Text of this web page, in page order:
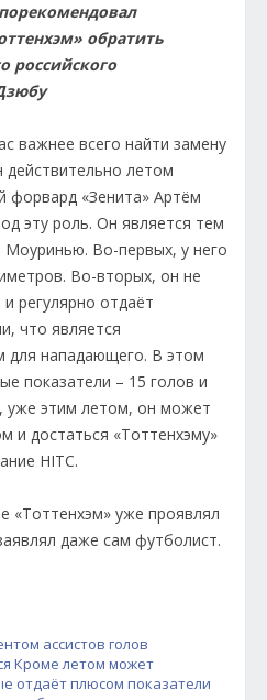
обратить
российского
важнее всего найти замену
действительно летом
форвард «Зенита» Артём
эту роль. Он является тем
Во-первых, у него
Во-вторых, он не
регулярно отдаёт
что является
для нападающего. В этом
показатели – 15 голов и
уже этим летом, он может
и достаться «Тоттенхэму»
HITC.
«Тоттенхэм» уже проявлял
даже сам футболист.
ассистов голов
Кроме летом может
отдаётплюсом показатели